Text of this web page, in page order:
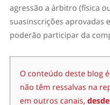
agressão a árbitro (física
suasinscrições aprovadas
poderão participar da
O conteúdo deste blog
não têm ressalvas na
em outros canais,